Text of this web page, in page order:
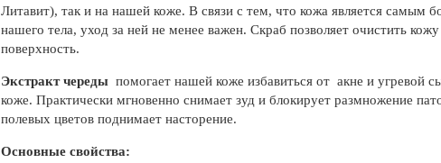
Литавит), так и на нашей коже. В связи с тем, что кожа является
нашего тела, уход за ней не менее важен. Скраб позволяет очистить
поверхность.
Экстракт чередыпомогает нашей коже избавиться от акне и угревой
коже. Практически мгновенно снимает зуд и блокирует размножение
полевых цветов поднимает насторение.
Основные свойства: